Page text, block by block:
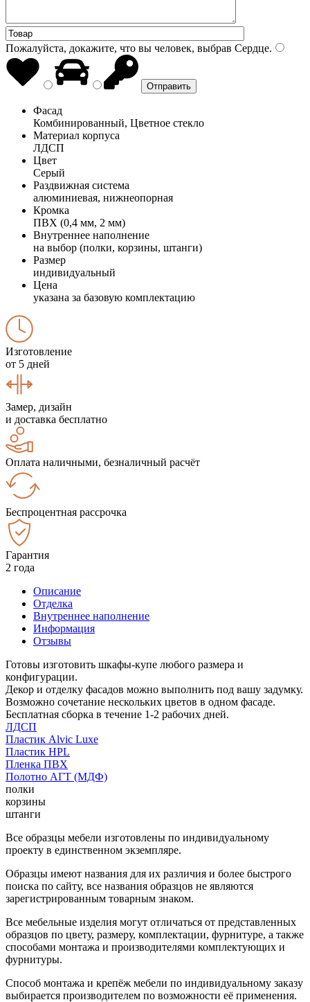
Пожалуйста, докажите, что вы человек, выбрав Сердце.
Фасад
Комбинированный, Цветное стекло
Материал корпуса
ЛДСП
Цвет
Серый
Раздвижная система
алюминиевая, нижнеопорная
Кромка
ПВХ (0,4 мм, 2 мм)
Внутреннее наполнение
на выбор (полки, корзины, штанги)
Размер
индивидуальный
Цена
указана за базовую комплектацию
Изготовление
от 5 дней
Замер, дизайн
и доставка бесплатно
Оплата наличными, безналичный расчёт
Беспроцентная рассрочка
Гарантия
2 года
Описание
Отделка
Внутреннее наполнение
Информация
Отзывы
Готовы изготовить шкафы-купе любого размера и
конфигурации.
Декор и отделку фасадов можно выполнить под вашу задумку.
Возможно сочетание нескольких цветов в одном фасаде.
Бесплатная сборка в течение 1-2 рабочих дней.
ЛДСП
Пластик Alvic Luxe
Пластик HPL
Пленка ПВХ
Полотно АГТ (МДФ)
полки
корзины
штанги
Все образцы мебели изготовлены по индивидуальному
проекту в единственном экземпляре.
Образцы имеют названия для их различия и более быстрого
поиска по сайту, все названия образцов не являются
зарегистрированным товарным знаком.
Все мебельные изделия могут отличаться от представленных
образцов по цвету, размеру, комплектации, фурнитуре, а также
способами монтажа и производителями комплектующих и
фурнитуры.
Способ монтажа и крепёж мебели по индивидуальному заказу
выбирается производителем по возможности её применения.